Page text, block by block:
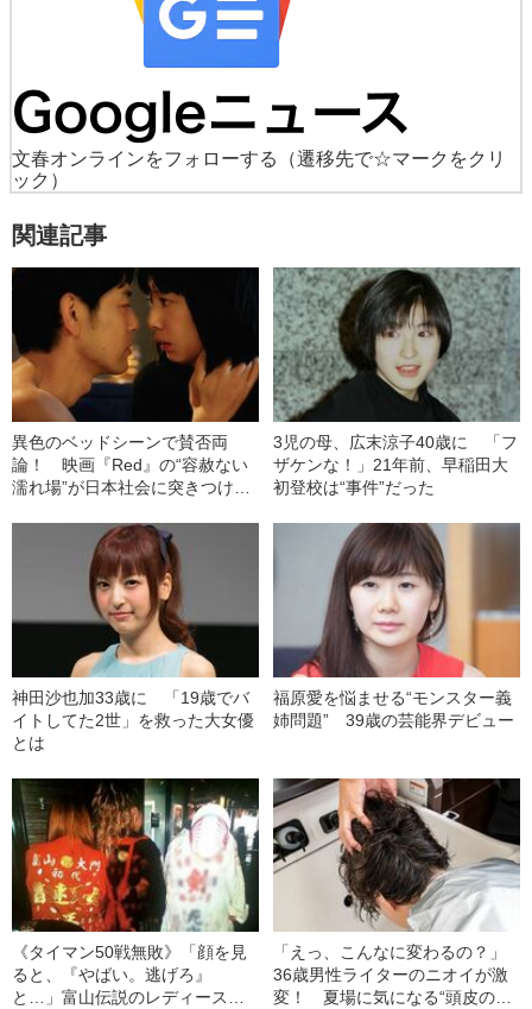
文春オンラインをフォローする
（遷移先で☆マークをクリ
ック）
関連記事
異色のベッドシーンで賛否両
論！ 映画『Red』の“容赦ない
濡れ場”が日本社会に突きつけた
3児の母、広末涼子40歳に 「フ
ザケンな！」21年前、早稲田大
初登校は“事件”だった
神田沙也加33歳に 「19歳でバ
イトしてた2世」を救った大女優
とは
福原愛を悩ませる“モンスター義
姉問題” 39歳の芸能界デビュー
《タイマン50戦無敗》「顔を見
ると、『やばい。逃げろ』
と…」富山伝説のレディース初
「えっ、こんなに変わるの？」
36歳男性ライターのニオイが激
変！ 夏場に気になる“頭皮のニ